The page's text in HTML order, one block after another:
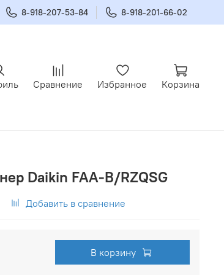
8-918-207-53-84 8-918-201-66-02
Сравнение Избранное Корзина
Daikin FAA-B/RZQSG
Добавить в сравнение
В корзину